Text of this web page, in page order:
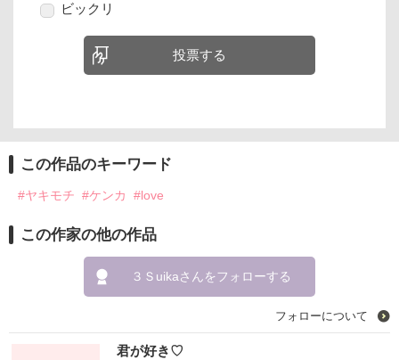
ビックリ
投票する
この作品のキーワード
#ヤキモチ #ケンカ #love
この作家の他の作品
３Ｓuikaさんをフォローする
フォローについて
君が好き♡